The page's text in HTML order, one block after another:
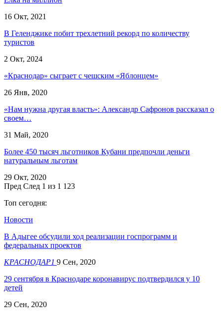
16 Окт, 2021
В Геленджике побит трехлетний рекорд по количеству
туристов
2 Окт, 2024
«Краснодар» сыграет с чешским «Яблонцем»
26 Янв, 2020
«Нам нужна другая власть»: Александр Сафронов рассказал о
своем…
31 Май, 2020
Более 450 тысяч льготников Кубани предпочли деньги
натуральным льготам
29 Окт, 2020
Пред След 1 из 1 123
Топ сегодня:
Новости
В Адыгее обсудили ход реализации госпрограмм и
федеральных проектов
КРАСНОДАР1 9 Сен, 2020
29 сентября в Краснодаре коронавирус подтвердился у 10
детей
29 Сен, 2020